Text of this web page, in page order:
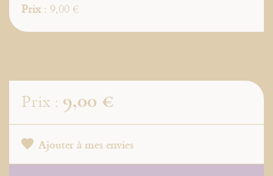
Prix: 9,00 €
Prix : 9,00 €
Ajouter à mes envies